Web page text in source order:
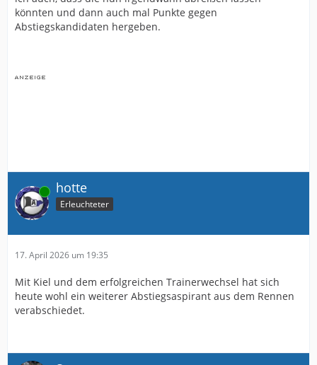
könnten und dann auch mal Punkte gegen
Abstiegskandidaten hergeben.
Online hotte
Erleuchteter
17. April 2026 um 19:35
Mit Kiel und dem erfolgreichen Trainerwechsel hat sich
heute wohl ein weiterer Abstiegsaspirant aus dem Rennen
verabschiedet.